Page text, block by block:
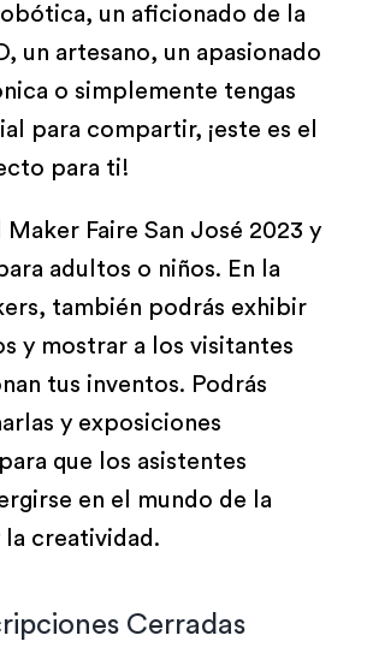
un aficionado de la
un artesano, un apasionado
o simplemente tengas
para compartir, ¡este es el
para ti!
Maker Faire San José 2023 y
adultos o niños. En la
también podrás exhibir
y mostrar a los visitantes
tus inventos. Podrás
y exposiciones
que los asistentes
en el mundo de la
creatividad.
Cerradas